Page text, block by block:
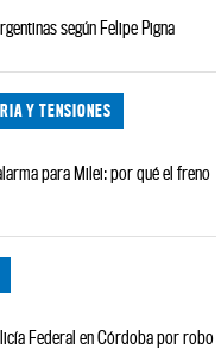
según Felipe Pigna
Y TENSIONES
para Milei: por qué el freno
Federal en Córdoba por robo